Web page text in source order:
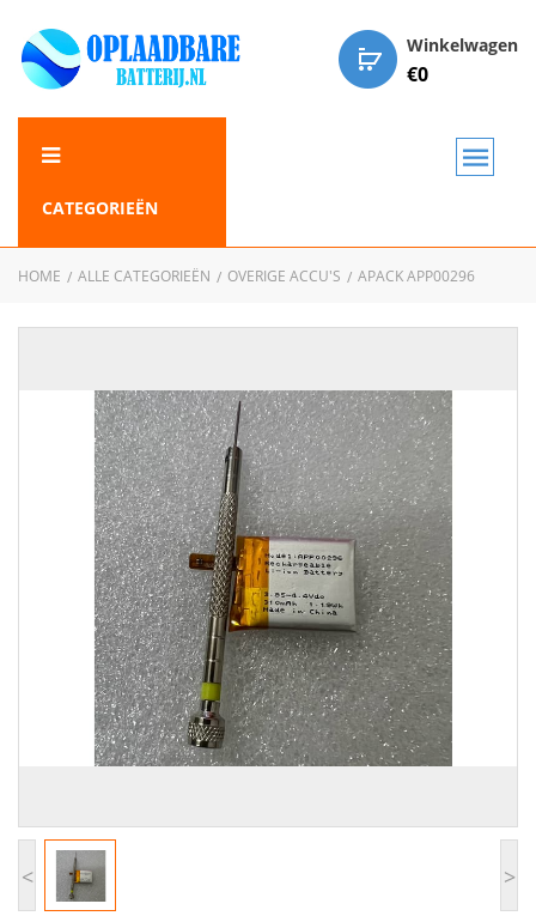
Winkelwagen
€0
CATEGORIEËN
HOME ALLE CATEGORIEËN OVERIGE ACCU'S APACK APP00296
< >